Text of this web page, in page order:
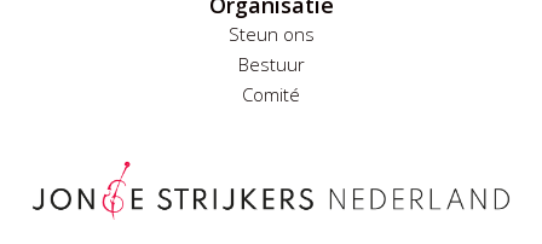
Steun ons
Bestuur
Comité